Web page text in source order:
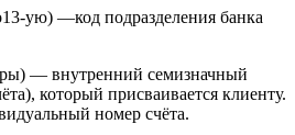
ую) —код подразделения банка
— внутренний семизначный
который присваивается клиенту.
номер счёта.